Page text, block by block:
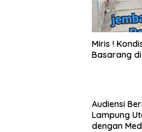
Miris !
Basarang
Audiensi
Lampung
dengan